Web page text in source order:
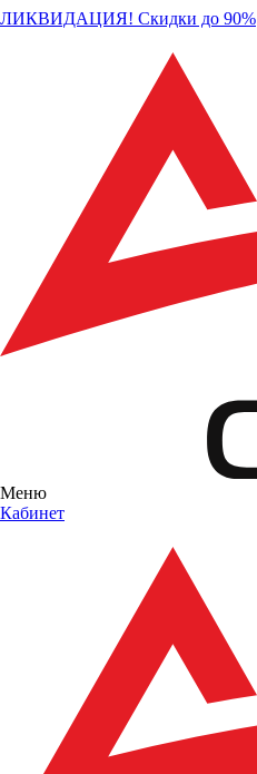
ЛИКВИДАЦИЯ! Скидки до 90%
Меню
Кабинет